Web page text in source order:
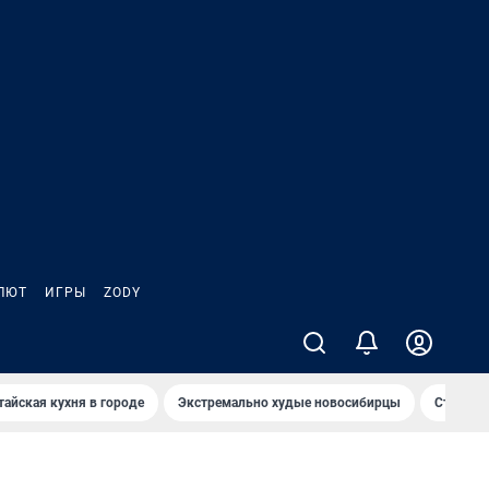
ИГРЫ ZODY
кухня в городе Экстремально худые новосибирцы Старт